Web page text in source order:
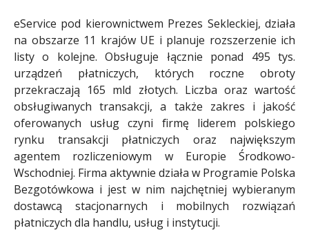
eService pod kierownictwem Prezes Sekleckiej, działa
na obszarze 11 krajów UE i planuje rozszerzenie ich
listy o kolejne. Obsługuje łącznie ponad 495 tys.
urządzeń płatniczych, których roczne obroty
przekraczają 165 mld złotych. Liczba oraz wartość
obsługiwanych transakcji, a także zakres i jakość
oferowanych usług czyni firmę liderem polskiego
rynku transakcji płatniczych oraz największym
agentem rozliczeniowym w Europie Środkowo-
Wschodniej. Firma aktywnie działa w Programie Polska
Bezgotówkowa i jest w nim najchętniej wybieranym
dostawcą stacjonarnych i mobilnych rozwiązań
płatniczych dla handlu, usług i instytucji.